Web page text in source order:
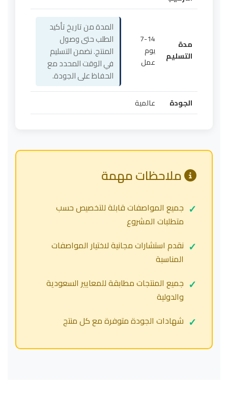
مدة
التسليم
7-14
يوم
عمل
المدة من تاريخ تأكيد
الطلب حتى وصول
المنتج. نضمن التسليم
في الوقت المحدد مع
الحفاظ على الجودة.
الجودة عالمية
ملاحظات مهمة
جميع المواصفات قابلة للتخصيص حسب
متطلبات المشروع
نقدم استشارات مجانية لاختيار المواصفات
المناسبة
جميع المنتجات مطابقة للمعايير السعودية
والدولية
شهادات الجودة متوفرة مع كل منتج